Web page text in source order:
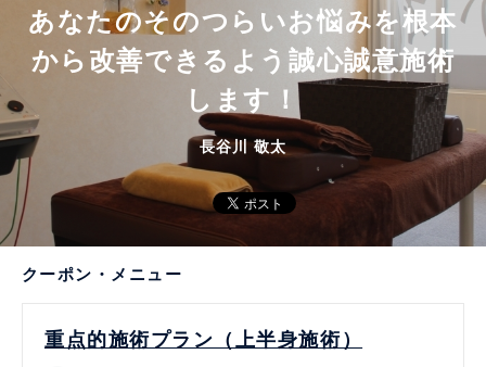
あなたのそのつらいお悩みを根本
から改善できるよう誠心誠意施術
します！
長谷川 敬太
クーポン・メニュー
重点的施術プラン（上半身施術）